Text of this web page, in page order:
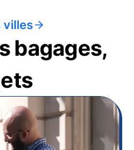
villes
bagages,